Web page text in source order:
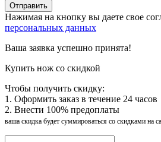
Нажимая на кнопку вы даете свое
персональных данных
Ваша заявка успешно принята!
Купить нож со скидкой
Чтобы получить скидку:
1. Оформить заказ в течение 24 часов
2. Внести 100% предоплаты
ваша скидка будет суммироваться со скидками на